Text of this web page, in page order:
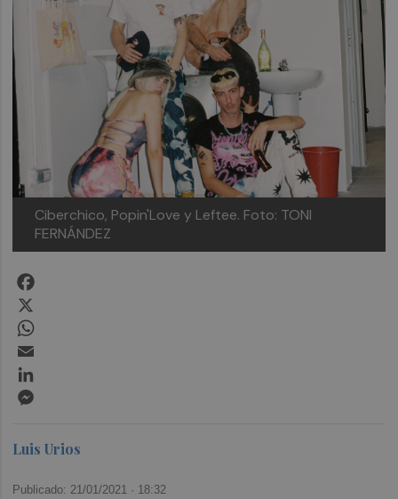
Ciberchico, Popin'Love y Leftee. Foto: TONI
FERNÁNDEZ
Luis Urios
Publicado: 21/01/2021 · 18:32